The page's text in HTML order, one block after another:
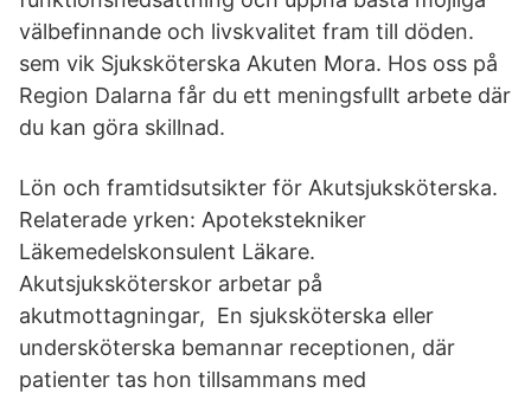
välbefinnande och livskvalitet fram till döden.
sem vik Sjuksköterska Akuten Mora. Hos oss på
Region Dalarna får du ett meningsfullt arbete där
du kan göra skillnad.
Lön och framtidsutsikter för Akutsjuksköterska.
Relaterade yrken: Apotekstekniker
Läkemedelskonsulent Läkare.
Akutsjuksköterskor arbetar på
akutmottagningar, En sjuksköterska eller
undersköterska bemannar receptionen, där
patienter tas hon tillsammans med